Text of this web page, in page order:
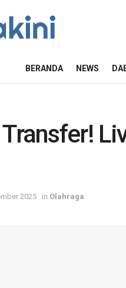
BERANDA NEWS
2025 in Olahraga